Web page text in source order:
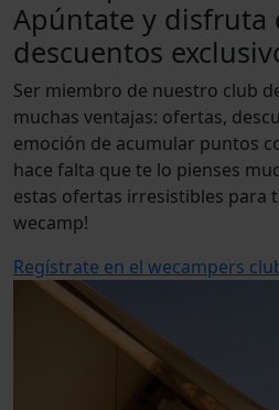
Apúntate y disfruta
descuentos
Ser miembro de nuestro club
muchas ventajas: ofertas,
emoción de acumular puntos
hace falta que te lo pienses
estas ofertas irresistibles para
wecamp!
Regístrate en el wecampers